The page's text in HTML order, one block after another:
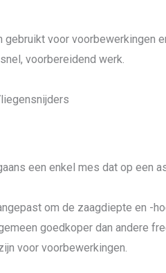
voor voorbewerkingen
voorbereidend werk.
een enkel mes dat op een
om de zaagdiepte en -
goedkoper dan andere
voor voorbewerkingen.